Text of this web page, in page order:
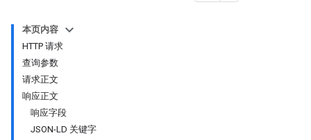
本页内容
HTTP 请求
查询参数
请求正文
响应正文
响应字段
JSON-LD 关键字